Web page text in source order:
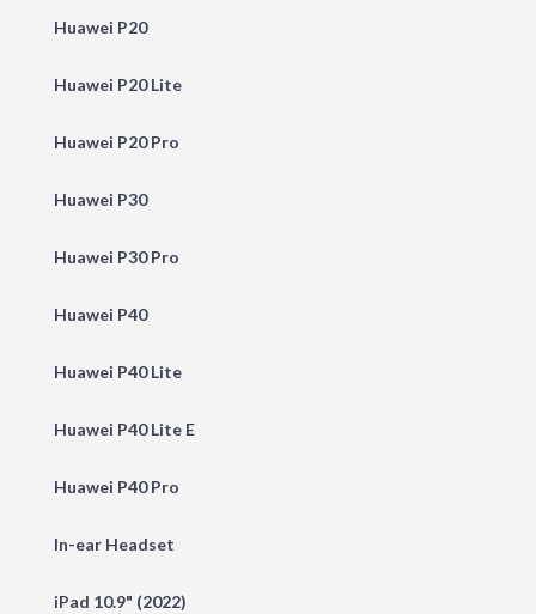
Huawei P20
Huawei P20 Lite
Huawei P20 Pro
Huawei P30
Huawei P30 Pro
Huawei P40
Huawei P40 Lite
Huawei P40 Lite E
Huawei P40 Pro
In-ear Headset
iPad 10.9" (2022)